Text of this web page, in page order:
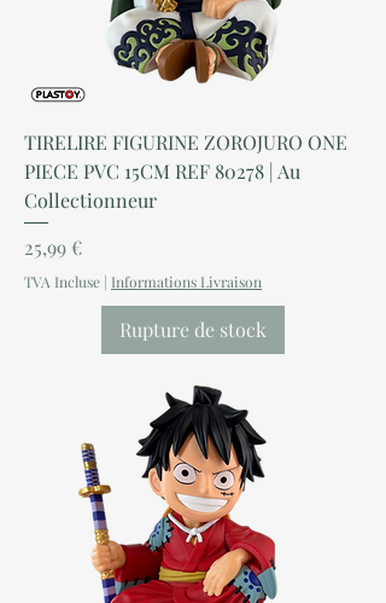
TIRELIRE FIGURINE ZOROJURO ONE
PIECE PVC 15CM REF 80278 | Au
Collectionneur
Prix
25,99 €
TVA Incluse | Informations Livraison
Rupture de stock